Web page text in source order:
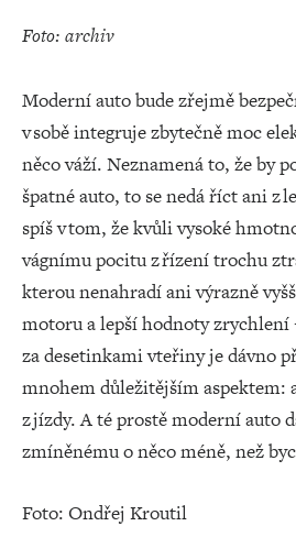
Foto: archiv
Moderní auto bude zřejmě
v sobě integruje zbytečně moc
něco váží. Neznamená to, že by
špatné auto, to se nedá říct ani z
spíš v tom, že kvůli vysoké
vágnímu pocitu z řízení trochu
kterou nenahradí ani výrazně
motoru a lepší hodnoty zrychlení
za desetinkami vteřiny je dávno
mnohem důležitějším aspektem:
z jízdy. A té prostě moderní auto
zmíněnému o něco méně, než
Foto: Ondřej Kroutil